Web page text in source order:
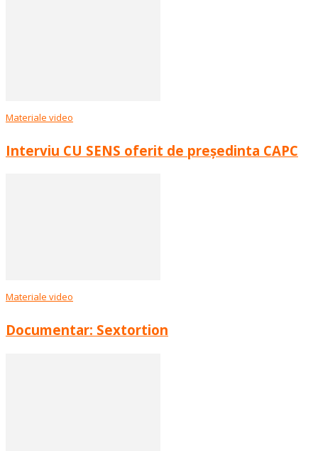
Materiale video
Interviu CU SENS oferit de președinta CAPC
Materiale video
Documentar: Sextortion